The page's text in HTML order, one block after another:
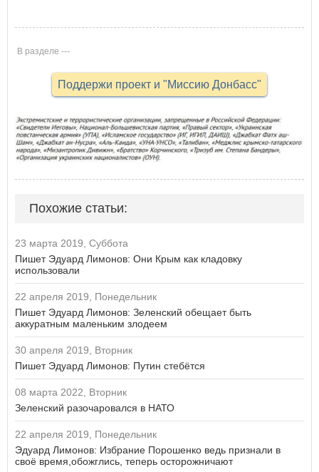
В разделе ---
Поддержи проект и "Миссию Донбасс"
Похожие статьи:
23 марта 2019, Суббота
Пишет Эдуард Лимонов: Они Крым как кладовку
использовали
22 апреля 2019, Понедельник
Пишет Эдуард Лимонов: Зеленский обещает быть
аккуратным маленьким злодеем
30 апреля 2019, Вторник
Пишет Эдуард Лимонов: Путин стебётся
08 марта 2022, Вторник
Зеленский разочаровался в НАТО
22 апреля 2019, Понедельник
Эдуард Лимонов: Избрание Порошенко ведь признали в
своё время,обожглись, теперь осторожничают